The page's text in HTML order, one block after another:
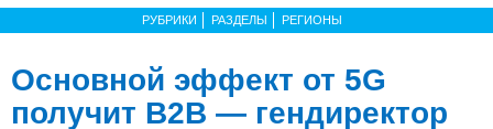
РУБРИКИ РАЗДЕЛЫ РЕГИОНЫ
Основной эффект от 5G
получит B2B — гендиректор